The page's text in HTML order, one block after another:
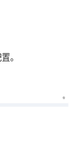
。